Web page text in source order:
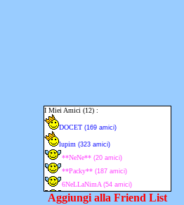
Aggiungi alla Friend List